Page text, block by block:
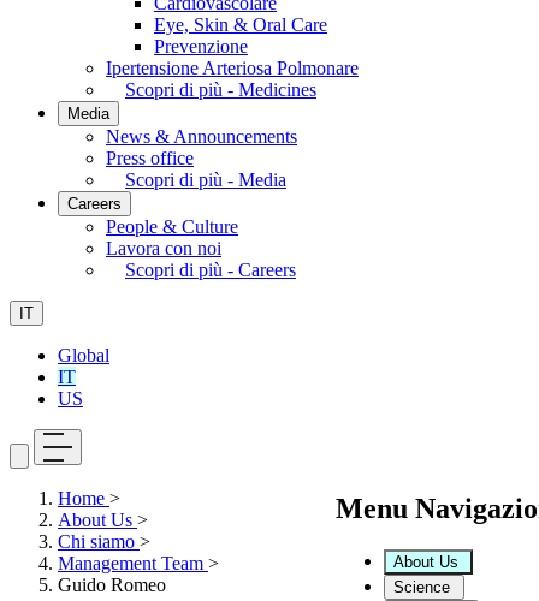
Eye, Skin & Oral Care
Prevenzione
Ipertensione Arteriosa Polmonare
Scopri di più - Medicines
Media
News & Announcements
Press office
Scopri di più - Media
Careers
People & Culture
Lavora con noi
Scopri di più - Careers
IT
Global
IT
US
Menu
About Us
Science
Home >
About Us >
Chi siamo >
Management Team >
Guido Romeo